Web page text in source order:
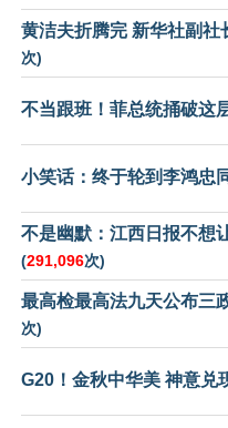
黄洁夫折腾完 新华社副社
次)
不当跟班！菲总统捅破这
小笑话：终于轮到李鸿忠
不是幽默：江西日报不想
(291,096次)
最高检最高法九天公布三
次)
G20！金秋中华美 神意兑